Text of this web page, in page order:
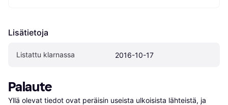
Lisätietoja
Listattu klarnassa 2016-10-17
Palaute
Yllä olevat tiedot ovat peräisin useista ulkoisista lähteistä, ja